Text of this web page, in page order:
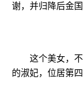
谢，并归降后金国
这个美女，不
的淑妃，位居第四